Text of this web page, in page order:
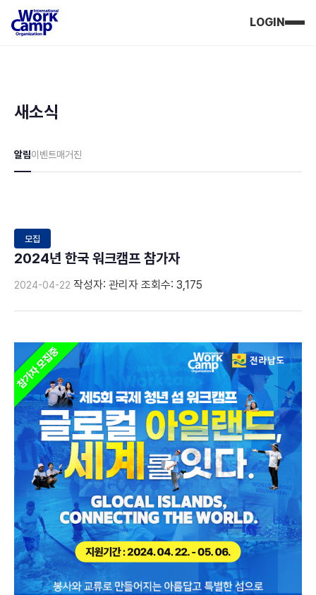
LOGIN
새소식
알림이벤트매거진
모집
2024년 한국 워크캠프 참가자
2024-04-22 작성자: 관리자 조회수: 3,175